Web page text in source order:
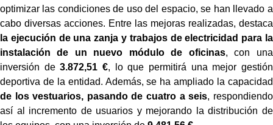
optimizar las condiciones de uso del espacio, se han llevado a
cabo diversas acciones. Entre las mejoras realizadas, destaca
la ejecución de una zanja y trabajos de electricidad para la
instalación de un nuevo módulo de oficinas, con una
inversión de3.872,51 €, lo que permitirá una mejor gestión
deportiva de la entidad. Además, se ha ampliado la capacidad
de los vestuarios, pasando de cuatro a seis, respondiendo
así al incremento de usuarios y mejorando la distribución de